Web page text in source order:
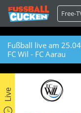
Free-
Fußball live am
FC Wil - FC Aarau
Live